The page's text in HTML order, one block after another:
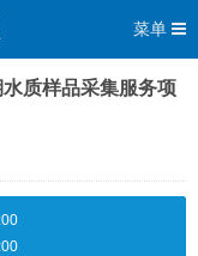
菜单
质样品采集服务项